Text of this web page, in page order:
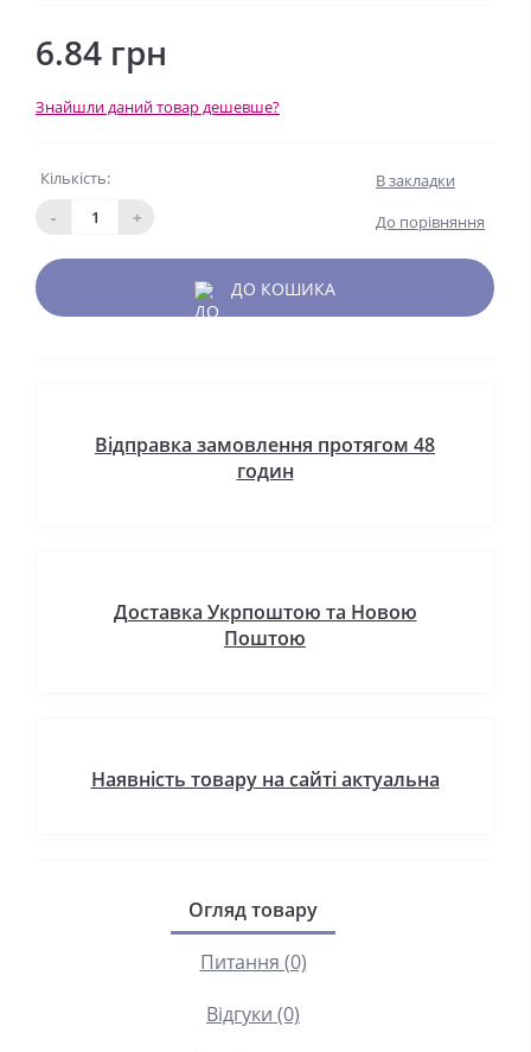
6.84 грн
Знайшли даний товар дешевше?
Кількість:
-
+
В закладки
До порівняння
ДО КОШИКА
Відправка замовлення протягом 48
годин
Доставка Укрпоштою та Новою
Поштою
Наявність товару на сайті актуальна
Огляд товару
Питання (0)
Відгуки (0)